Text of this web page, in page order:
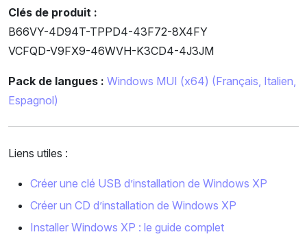
Clés de produit :
B66VY-4D94T-TPPD4-43F72-8X4FY
VCFQD-V9FX9-46WVH-K3CD4-4J3JM
Pack de langues : Windows MUI (x64) (Français, Italien,
Espagnol)
Liens utiles :
Créer une clé USB d’installation de Windows XP
Créer un CD d’installation de Windows XP
Installer Windows XP : le guide complet